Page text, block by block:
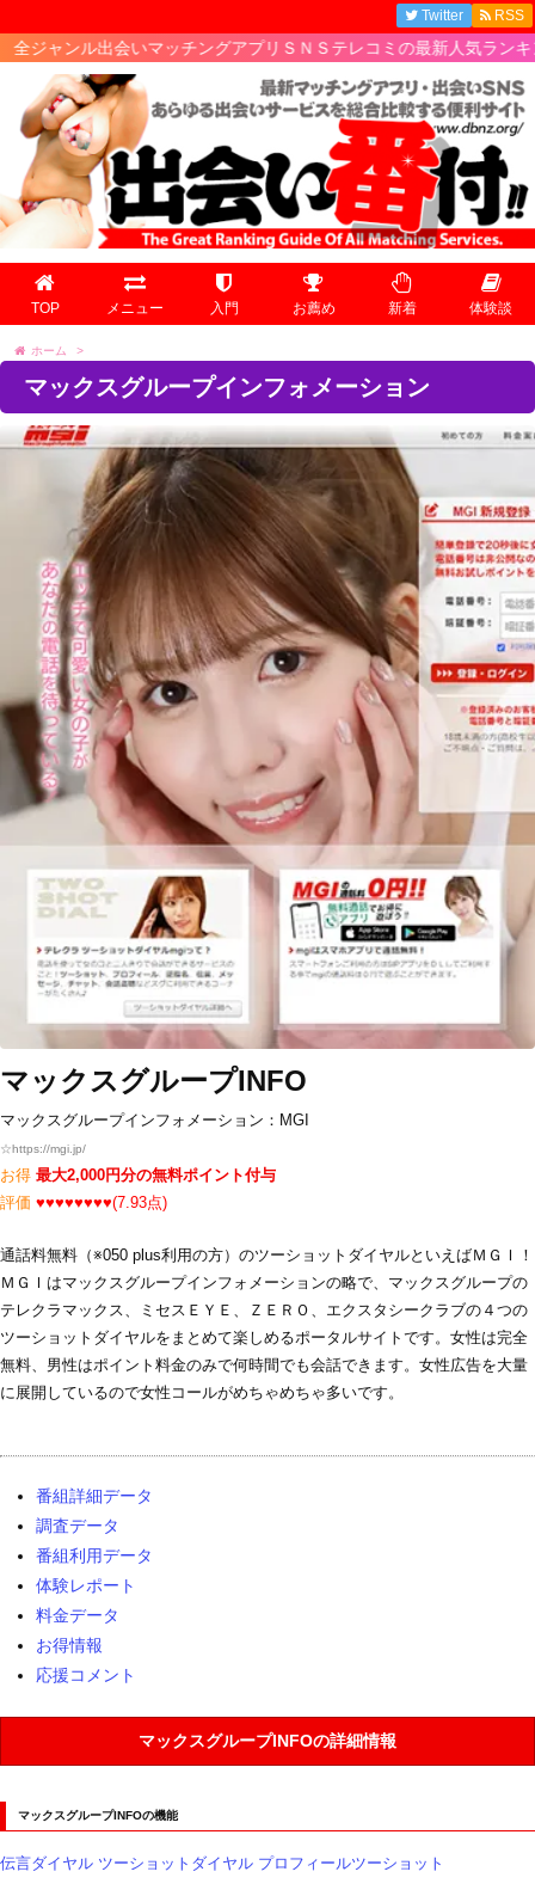
出会いマッチングアプリＳＮＳテレコミの最新人気ランキング情報!
TOP メニュー 入門 お薦め 新着 体験談
Twitter RSS
ホーム >
マックスグループインフォメーション
マックスグループINFO
マックスグループインフォメーション：MGI
☆https://mgi.jp/
お得 最大2,000円分の無料ポイント付与
評価 ♥♥♥♥♥♥♥♥(7.93点)
通話料無料（※050 plus利用の方）のツーショットダイヤルといえばＭＧＩ！
ＭＧＩはマックスグループインフォメーションの略で、マックスグループの
テレクラマックス、ミセスＥＹＥ、ＺＥＲＯ、エクスタシークラブの４つの
ツーショットダイヤルをまとめて楽しめるポータルサイトです。女性は完全
無料、男性はポイント料金のみで何時間でも会話できます。女性広告を大量
に展開しているので女性コールがめちゃめちゃ多いです。
番組詳細データ
調査データ
番組利用データ
体験レポート
料金データ
お得情報
応援コメント
マックスグループINFOの詳細情報
マックスグループINFOの機能
伝言ダイヤル ツーショットダイヤル プロフィールツーショット